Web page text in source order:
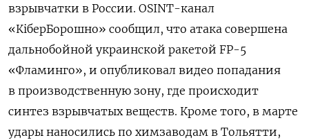
взрывчатки в России. OSINT-канал
«КіберБорошно» сообщил, что атака совершена
дальнобойной украинской ракетой FP-5
«Фламинго», и опубликовал видео попадания
в производственную зону, где происходит
синтез взрывчатых веществ. Кроме того, в марте
удары наносились по химзаводам в Тольятти,